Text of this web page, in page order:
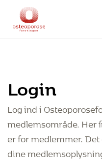
Login
Log ind i
medlemsområde. Her
er for medlemmer.
dine